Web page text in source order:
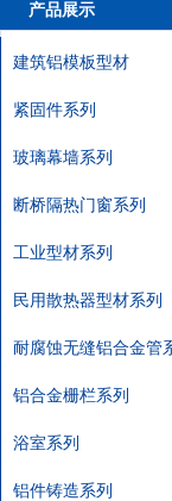
产品展示
建筑铝模板型材
紧固件系列
玻璃幕墙系列
断桥隔热门窗系列
工业型材系列
民用散热器型材系列
耐腐蚀无缝铝合金管
铝合金栅栏系列
浴室系列
铝件铸造系列